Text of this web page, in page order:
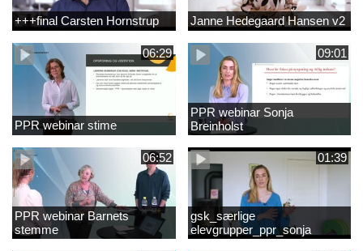
+++final Carsten Hornstrup Janne Hedegaard Hansen v2
06:29
PPR webinar stime
09:01
PPR webinar Sonja
Breinholst
06:52
PPR webinar Barnets
stemme
01:39
gsk_særlige
elevgrupper_ppr_sonja
breinholst